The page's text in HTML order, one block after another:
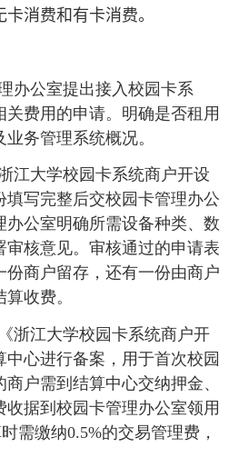
消费和有卡消费。
办公室提出接入校园卡系
关费用的申请。明确是否租用
务管理系统概况。
江大学校园卡系统商户开设
填写完整后交校园卡管理办公
办公室明确所需设备种类、数
审核意见。审核通过的申请表
份商户留存，还有一份由商户
收费。
浙江大学校园卡系统商户开
中心进行备案，用于首次校园
户需到结算中心交纳押金、
收据到校园卡管理办公室领用
需缴纳0.5%的交易管理费，